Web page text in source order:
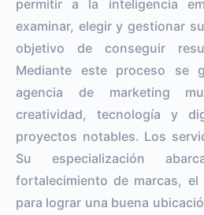
permitir a la inteligencia
examinar, elegir y gestionar
objetivo de conseguir
Mediante este proceso se
agencia de marketing
creatividad, tecnología y
proyectos notables. Los
Su especialización
fortalecimiento de marcas,
para lograr una buena